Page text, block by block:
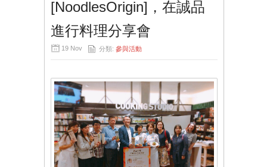
[NoodlesOrigin]，在誠品
進行料理分享會
19 Nov 分類: 參與活動